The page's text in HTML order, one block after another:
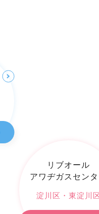
リブオール
アワヂガスセン
淀川区 ・ 東淀川区